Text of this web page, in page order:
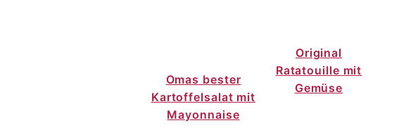
Omas bester
Kartoffelsalat mit
Mayonnaise
Original
Ratatouille mit
Gemüse